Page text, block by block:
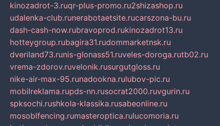
kinozadrot-3.ruqr-plus-promo.ru2shizashop.ru
udalenka-club.runerabotaetsite.rucarszona-bu.ru
dash-cash-now.rubravoprod.rukinozadrot13.ru
hotteygroup.rubagira31.rudommarketnsk.ru
dveriland73.runis-glonass51.ruveles-doroga.rutb02.ru
vrema-zdorov.ruvelonik.rusurgutgloss.ru
nike-air-max-95.runadookna.rulubov-pic.ru
mobilreklama.rupds-nn.rusocrat2000.ruvgurin.ru
spksochi.rushkola-klassika.rusabeonline.ru
mosoblfencing.rumasteroptica.rulucomoria.ru